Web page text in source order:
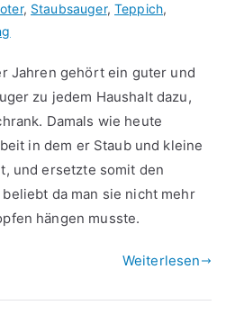
, Staubsauger, Teppich,
Jahren gehört ein guter und
zu jedem Haushalt dazu,
Damals wie heute
in dem er Staub und kleine
und ersetzte somit den
da man sie nicht mehr
hängen musste.
Weiterlesen